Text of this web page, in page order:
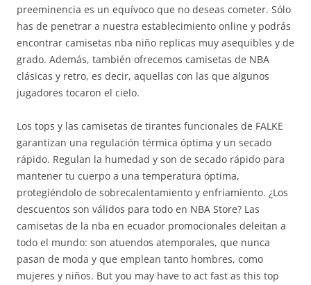
preeminencia es un equívoco que no deseas cometer. Sólo
has de penetrar a nuestra establecimiento online y podrás
encontrar camisetas nba niño replicas muy asequibles y de
grado. Además, también ofrecemos camisetas de NBA
clásicas y retro, es decir, aquellas con las que algunos
jugadores tocaron el cielo.
Los tops y las camisetas de tirantes funcionales de FALKE
garantizan una regulación térmica óptima y un secado
rápido. Regulan la humedad y son de secado rápido para
mantener tu cuerpo a una temperatura óptima,
protegiéndolo de sobrecalentamiento y enfriamiento. ¿Los
descuentos son válidos para todo en NBA Store? Las
camisetas de la nba en ecuador promocionales deleitan a
todo el mundo: son atuendos atemporales, que nunca
pasan de moda y que emplean tanto hombres, como
mujeres y niños. But you may have to act fast as this top